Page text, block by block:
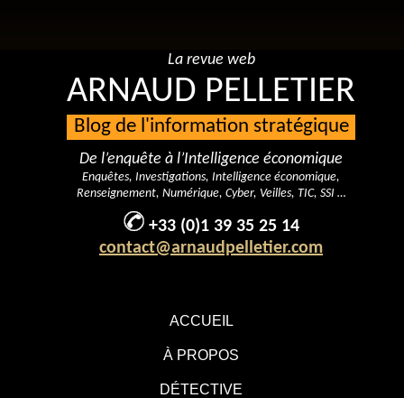
ACCUEIL
À PROPOS
DÉTECTIVE
La revue web
ARNAUD PELLETIER
Blog de l'information stratégique
De l’enquête à l’Intelligence économique
Enquêtes, Investigations, Intelligence économique,
Renseignement, Numérique, Cyber, Veilles, TIC, SSI …
+33 (0)1 39 35 25 14
contact@arnaudpelletier.com